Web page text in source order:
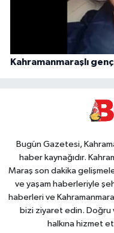
Kahramanmaraşlı
Bugün Gazetesi,
haber kaynağıdır.
Maraş son dakika
ve yaşam haberleriyle
haberleri ve
bizi ziyaret edin. Doğru
halkına hizmet